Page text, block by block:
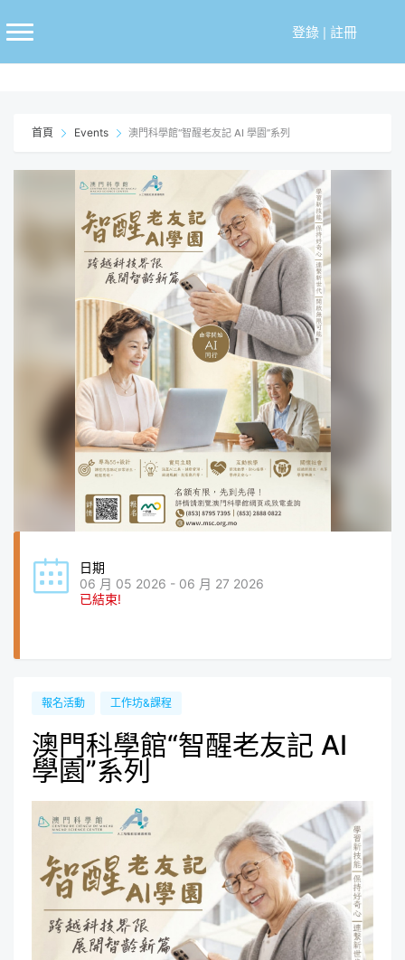
至
登錄| 註冊
首頁 Events 澳門科學館“智醒老友記 AI 學園”系列
日期
06 月 05 2026 - 06 月 27 2026
已結束!
報名活動 工作坊&課程
澳門科學館“智醒老友記 AI
學園”系列